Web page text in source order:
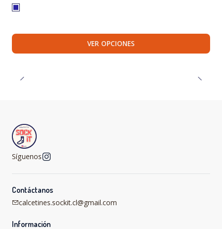
VER OPCIONES
Síguenos
Contáctanos
calcetines.sockit.cl@gmail.com
Información